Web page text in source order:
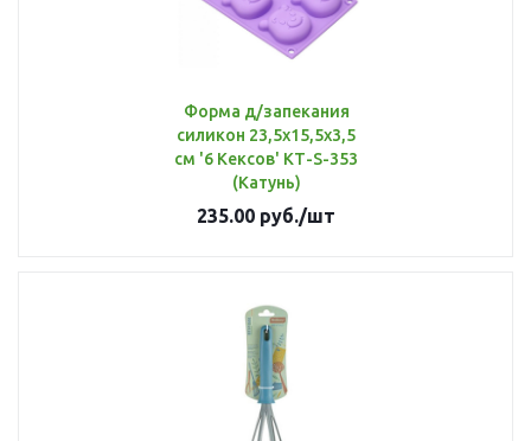
Форма д/запекания
силикон 23,5х15,5х3,5
см '6 Кексов' КТ-S-353
(Катунь)
235.00 руб./шт